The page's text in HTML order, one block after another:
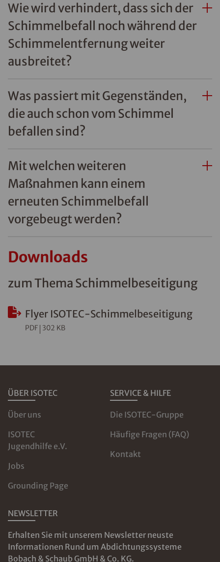
Wie wird verhindert, dass sich der
Schimmelbefall noch während der
Schimmelentfernung weiter
ausbreitet?
Was passiert mit Gegenständen,
die auch schon vom Schimmel
befallen sind?
Mit welchen weiteren
Maßnahmen kann einem
erneuten Schimmelbefall
vorgebeugt werden?
Downloads
zum Thema Schimmelbeseitigung
Flyer ISOTEC-Schimmelbeseitigung
PDF 302 KB
ÜBER ISOTEC
Über uns
ISOTEC
Jugendhilfe e.V.
Jobs
Grounding Page
SERVICE & HILFE
Die ISOTEC-Gruppe
Häufige Fragen (FAQ)
Kontakt
NEWSLETTER
Erhalten Sie mit unserem Newsletter neuste
Informationen Rund um Abdichtungssysteme
Bobach & Schaub GmbH & Co. KG.